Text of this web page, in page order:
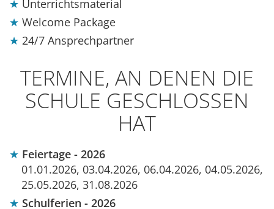
Unterrichtsmaterial
Welcome Package
24/7 Ansprechpartner
TERMINE, AN DENEN DIE
SCHULE GESCHLOSSEN
HAT
Feiertage - 2026
01.01.2026, 03.04.2026, 06.04.2026, 04.05.2026,
25.05.2026, 31.08.2026
Schulferien - 2026